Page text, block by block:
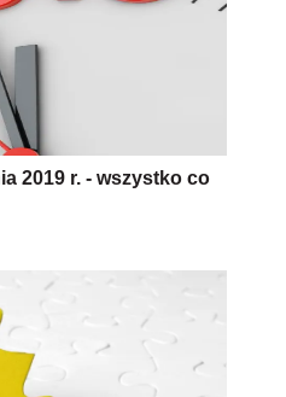
2019 r. - wszystko co